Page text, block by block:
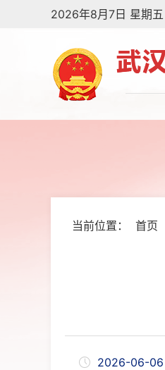
2026年8月7日 星期
当前位置： 首页
2026-06-06